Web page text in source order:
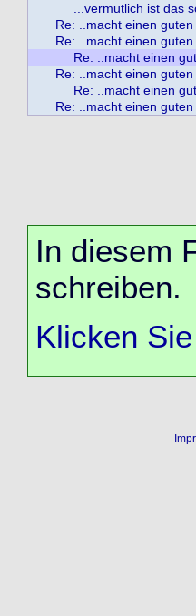
...vermutlich ist das
Re: ..macht einen guten
Re: ..macht einen guten
Re: ..macht einen
Re: ..macht einen guten
Re: ..macht einen
Re: ..macht einen guten
In diesem
schreiben.
Klicken